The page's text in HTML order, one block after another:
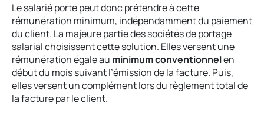
Le salarié porté peut donc prétendre à cette
rémunération minimum, indépendamment du paiement
du client. La majeure partie des sociétés de portage
salarial choisissent cette solution. Elles versent une
rémunération égale au minimum conventionnelen
début du mois suivant l’émission de la facture. Puis,
elles versent un complément lors du règlement total de
la facture par le client.